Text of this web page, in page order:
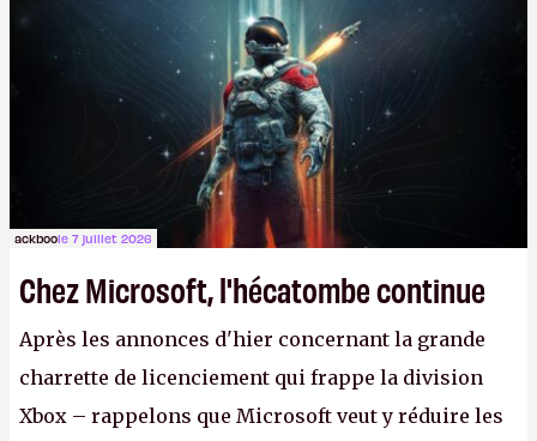
Lapins Crétins) et l'Obsidian d'aujourd'hui n'est plus
le même studio qu'il y a 15 ans. Mais bon, OK, on
peut commencer à fantasmer.A.
ackboole 7 juillet 2026
Chez Microsoft, l'hécatombe continue
Après les annonces d'hier concernant la grande
charrette de licenciement qui frappe la division
Xbox – rappelons que Microsoft veut y réduire les